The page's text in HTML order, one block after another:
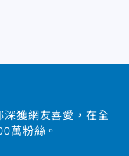
深獲網友喜愛，在全
萬粉絲。